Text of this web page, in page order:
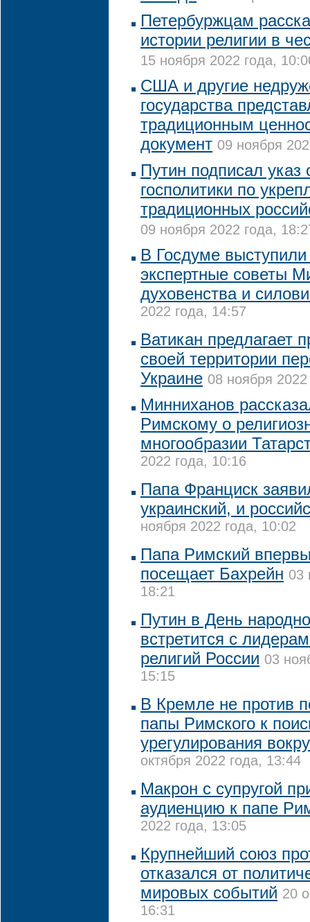
Петербуржцам
истории религии в
15 ноября 2022 года,
США и другие
государства
традиционным
документ 09 ноября
Путин подписал указ
госполитики по
традиционных
09 ноября 2022 года,
В Госдуме
экспертные советы
духовенства и
2022 года, 14:57
Ватикан предлагает
своей территории
Украине 08 ноября
Минниханов
Римскому о
многообразии
2022 года, 10:16
Папа Франциск
украинский, и
ноября 2022 года, 10:02
Папа Римский
посещает Бахрейн 03
18:21
Путин в День
встретится с
религий России 03
15:15
В Кремле не против
папы Римского к
урегулирования
октября 2022 года, 13:44
Макрон с супругой
аудиенцию к папе
2022 года, 13:05
Крупнейший союз
отказался от
мировых событий 20
16:31